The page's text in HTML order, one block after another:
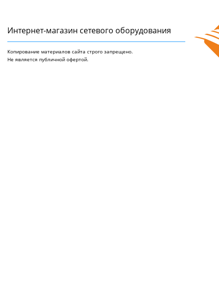
Интернет-магазин сетeвого оборудования
Копирование материалов сайта строго запрещено.
Не является публичной офертой.